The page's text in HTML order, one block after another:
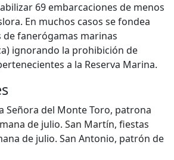
69 embarcaciones de menos
En muchos casos se fondea
fanerógamas marinas
ignorando la prohibición de
a la Reserva Marina.
Señora del Monte Toro, patrona
de julio. San Martín, fiestas
de julio. San Antonio, patrón de